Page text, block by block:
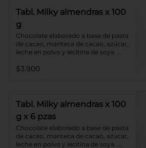
Tabl. Milky almendras x 100
g
Chocolate elaborado a base de pasta
de cacao, manteca de cacao, azúcar,
leche en polvo y lecitina de soya.
cacao: 40%.
$3.900
Tabl. Milky almendras x 100
g x 6 pzas
Chocolate elaborado a base de pasta
de cacao, manteca de cacao, azúcar,
leche en polvo y lecitina de soya.